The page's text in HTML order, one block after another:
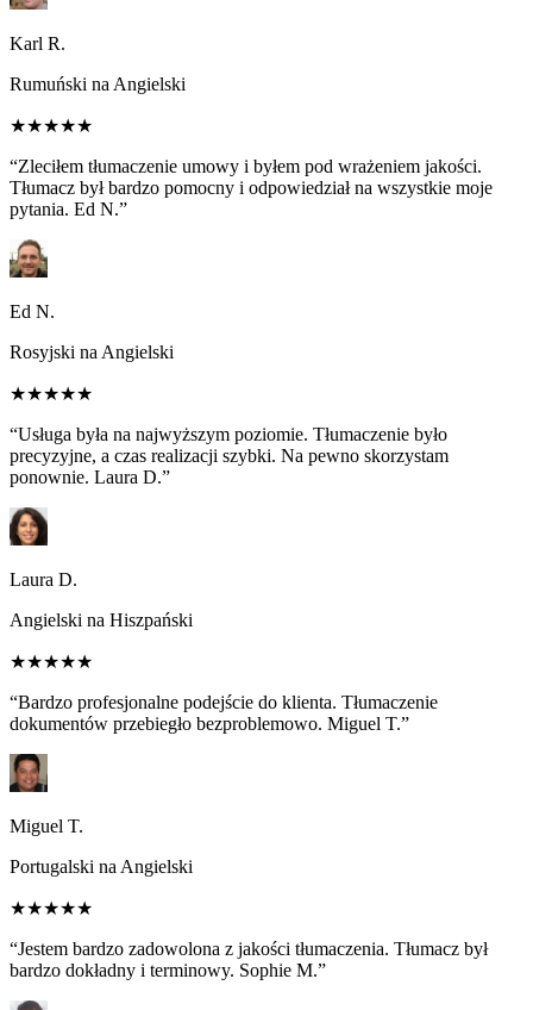
Karl R.
Rumuński na Angielski
★★★★★
“Zleciłem tłumaczenie umowy i byłem pod wrażeniem jakości.
Tłumacz był bardzo pomocny i odpowiedział na wszystkie moje
pytania. Ed N.”
Ed N.
Rosyjski na Angielski
★★★★★
“Usługa była na najwyższym poziomie. Tłumaczenie było
precyzyjne, a czas realizacji szybki. Na pewno skorzystam
ponownie. Laura D.”
Laura D.
Angielski na Hiszpański
★★★★★
“Bardzo profesjonalne podejście do klienta. Tłumaczenie
dokumentów przebiegło bezproblemowo. Miguel T.”
Miguel T.
Portugalski na Angielski
★★★★★
“Jestem bardzo zadowolona z jakości tłumaczenia. Tłumacz był
bardzo dokładny i terminowy. Sophie M.”